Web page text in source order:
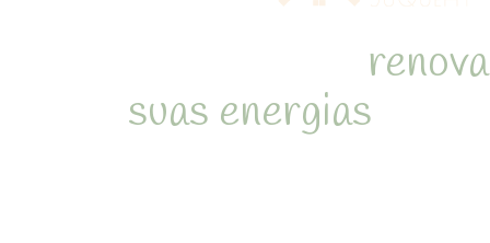
suas energias